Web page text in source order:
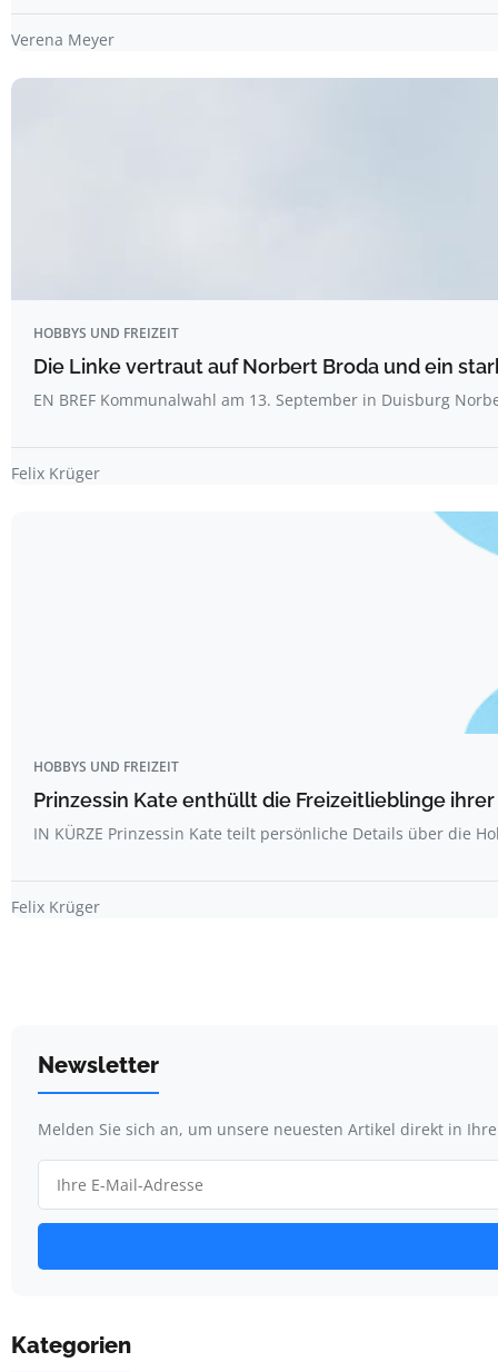
Verena Meyer
HOBBYS UND FREIZEIT
Die Linke vertraut auf Norbert Broda und ein
EN BREF Kommunalwahl am 13. September in Duisburg
Felix Krüger
HOBBYS UND FREIZEIT
Prinzessin Kate enthüllt die Freizeitlieblinge
IN KÜRZE Prinzessin Kate teilt persönliche Details über die
Felix Krüger
Newsletter
Melden Sie sich an, um unsere neuesten Artikel direkt in
Kategorien